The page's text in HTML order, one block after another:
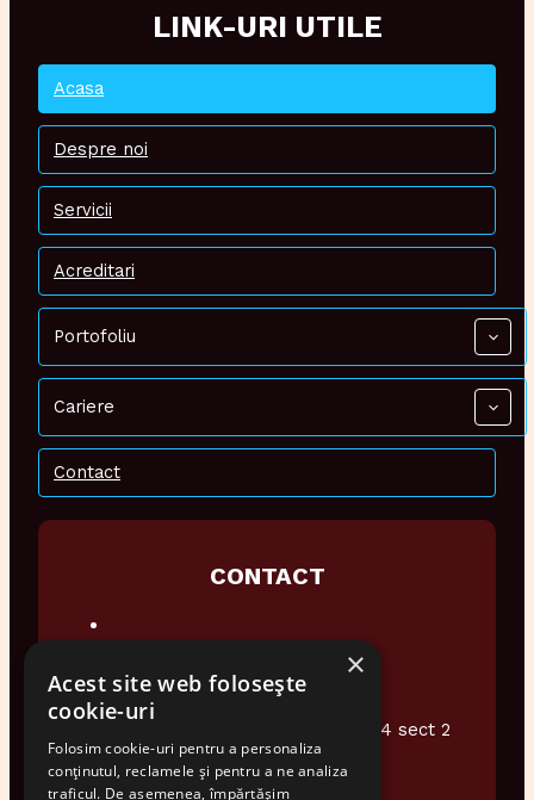
LINK-URI UTILE
Acasa
Despre noi
Servicii
Acreditari
Portofoliu
Cariere
Contact
CONTACT
0374 948 076
office@audiotech.ro
Str. Popa Soare Nr 16 et.2 Ap4 sect 2
Bucuresti
×
Acest site web folosește
cookie-uri
Folosim cookie-uri pentru a personaliza
conținutul, reclamele și pentru a ne analiza
traficul. De asemenea, împărtășim